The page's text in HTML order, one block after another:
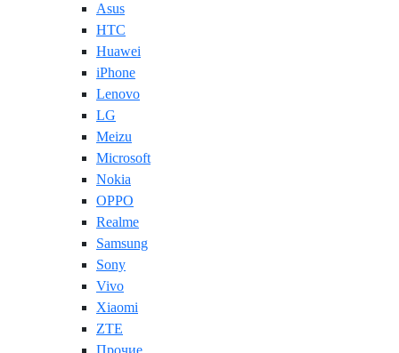
Asus
HTC
Huawei
iPhone
Lenovo
LG
Meizu
Microsoft
Nokia
OPPO
Realme
Samsung
Sony
Vivo
Xiaomi
ZTE